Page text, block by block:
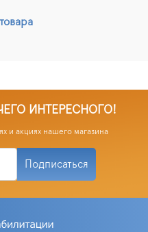
ИНТЕРЕСНОГО!
и акциях нашего магазина
Подписаться